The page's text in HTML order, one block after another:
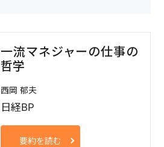
一流マネジャーの仕事の
哲学
西岡 郁夫
日経BP
要約を読む